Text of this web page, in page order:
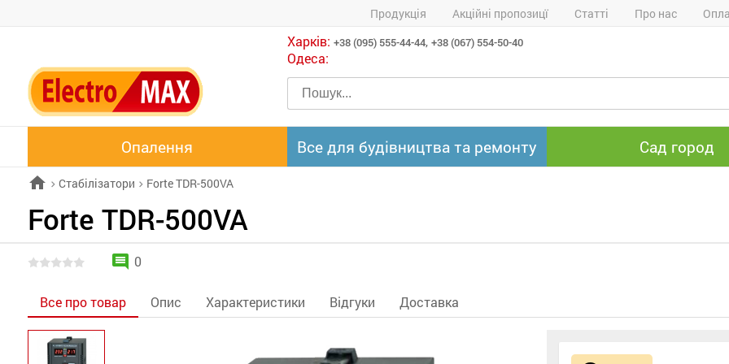
Продукція Акційні пропозицї Статті Про нас
Харків: +38 (095) 555-44-44, +38 (067) 554-50-40
Одеса:
Опалення Все для будівництва та ремонту Сад город
home chevron_right Стабілізатори chevron_right Forte TDR-500VA
Forte TDR-500VA
comment 0
Все про товар Опис Характеристики Відгуки Доставка